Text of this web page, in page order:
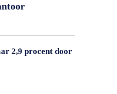
2,9 procent door